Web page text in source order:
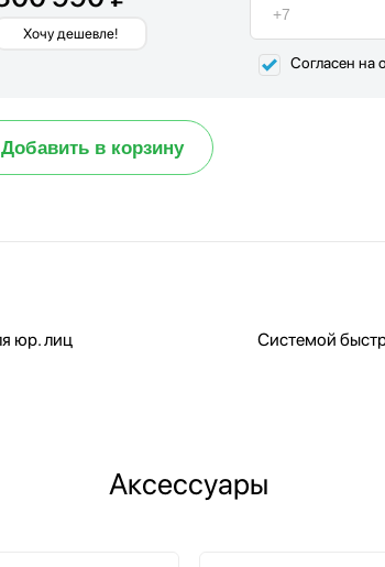
Хочу дешевле!
Согласен на
Добавить в корзину
юр. лиц Системой
Аксессуары